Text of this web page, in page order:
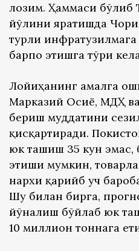
лозим. Ҳаммаси бўлиб
йўлини яратишда
турли инфратузилмага
барпо этишга тўғри
Лойиҳанинг амалга
Марказий Осиё, МДҲ ва
бериш муддатини
қисқартиради.
юк ташиш 35 кун эмас,
этиши мумкин,
нархи қарийб уч
Шу билан бирга,
йўналиш бўйлаб юк
10 миллион тоннага